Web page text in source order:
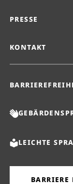
PRESSE
KONTAKT
LEICHTE
BARRIERE